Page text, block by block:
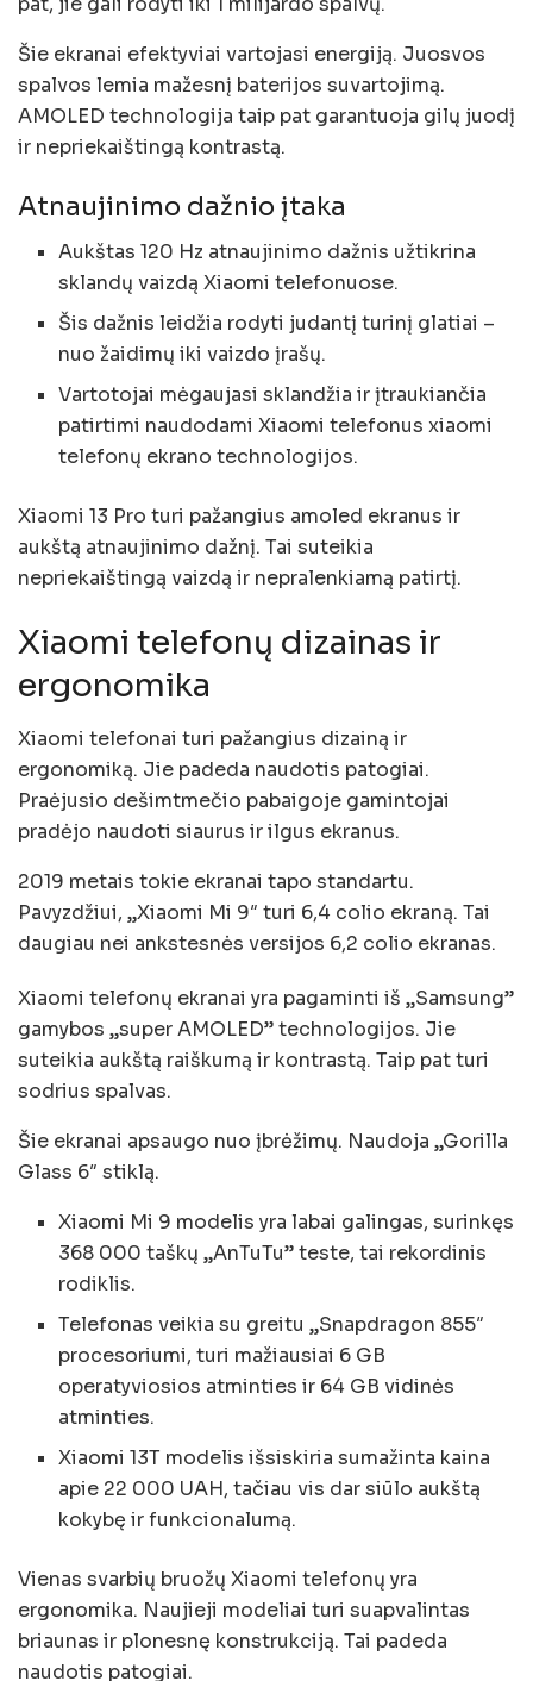
Šie ekranai efektyviai vartojasi energiją. Juosvos
spalvos lemia mažesnį baterijos suvartojimą.
AMOLED technologija taip pat garantuoja gilų juodį
ir nepriekaištingą kontrastą.
Atnaujinimo dažnio įtaka
Aukštas 120 Hz atnaujinimo dažnis užtikrina
sklandų vaizdą Xiaomi telefonuose.
Šis dažnis leidžia rodyti judantį turinį glatiai –
nuo žaidimų iki vaizdo įrašų.
Vartotojai mėgaujasi sklandžia ir įtraukiančia
patirtimi naudodami Xiaomi telefonusxiaomi
telefonų ekrano technologijos.
Xiaomi 13 Pro turi pažangius amoled ekranus ir
aukštą atnaujinimo dažnį. Tai suteikia
nepriekaištingą vaizdą ir nepralenkiamą patirtį.
Xiaomi telefonų dizainas ir
ergonomika
Xiaomi telefonai turi pažangius dizainą ir
ergonomiką. Jie padeda naudotis patogiai.
Praėjusio dešimtmečio pabaigoje gamintojai
pradėjo naudoti siaurus ir ilgus ekranus.
2019 metais tokie ekranai tapo standartu.
Pavyzdžiui, „Xiaomi Mi 9″ turi 6,4 colio ekraną. Tai
daugiau nei ankstesnės versijos 6,2 colio ekranas.
Xiaomi telefonų ekranai yra pagaminti iš „Samsung”
gamybos „super AMOLED” technologijos. Jie
suteikia aukštą raiškumą ir kontrastą. Taip pat turi
sodrius spalvas.
Šie ekranai apsaugo nuo įbrėžimų. Naudoja „Gorilla
Glass 6″ stiklą.
Xiaomi Mi 9 modelis yra labai galingas, surinkęs
368 000 taškų „AnTuTu” teste, tai rekordinis
rodiklis.
Telefonas veikia su greitu „Snapdragon 855″
procesoriumi, turi mažiausiai 6 GB
operatyviosios atminties ir 64 GB vidinės
atminties.
Xiaomi 13T modelis išsiskiria sumažinta kaina
apie 22 000 UAH, tačiau vis dar siūlo aukštą
kokybę ir funkcionalumą.
Vienas svarbių bruožų Xiaomi telefonų yra
ergonomika. Naujieji modeliai turi suapvalintas
briaunas ir plonesnę konstrukciją. Tai padeda
naudotis patogiai.